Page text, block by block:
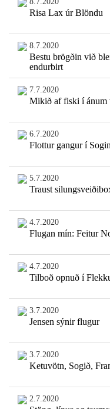
Risa Lax úr Blöndu
8.7.2020
Bestu brögðin við
endurbirt
7.7.2020
Mikið af fiski í ánum
6.7.2020
Flottur gangur í
5.7.2020
Traust
4.7.2020
Flugan mín: Feitur
4.7.2020
Tilboð opnuð í
3.7.2020
Jensen sýnir flugur
3.7.2020
Ketuvötn, Sogið,
2.7.2020